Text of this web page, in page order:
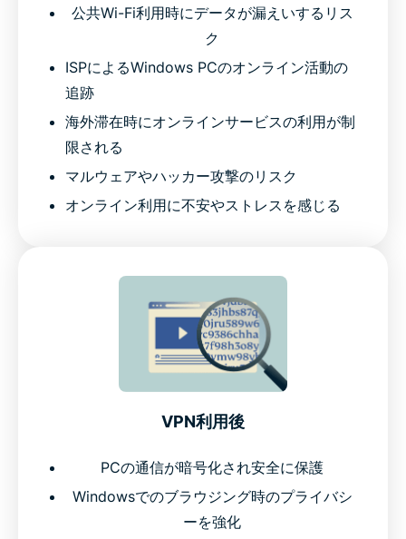
公共Wi-Fi利用時にデータが漏えいするリス
ク
ISPによるWindows PCのオンライン活動の
追跡
海外滞在時にオンラインサービスの利用が制
限される
マルウェアやハッカー攻撃のリスク
オンライン利用に不安やストレスを感じる
VPN利用後
PCの通信が暗号化され安全に保護
Windowsでのブラウジング時のプライバシ
ーを強化